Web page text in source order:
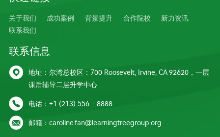
关于我们 成功案例 背景提升 合作院校
新力资讯
联系我们
联系信息

地址：尔湾总校区：700 Roosevelt, Irvine, CA 92620，一层
课后辅导二层升学中心
 电话：+1 (213) 556 - 8888
 邮箱：caroline.fan@learningtreegroup.org